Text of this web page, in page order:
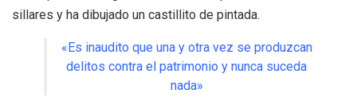
sillares y ha dibujado un castillito de pintada.
«Es inaudito que una y otra vez se produzcan
delitos contra el patrimonio y nunca suceda
nada»